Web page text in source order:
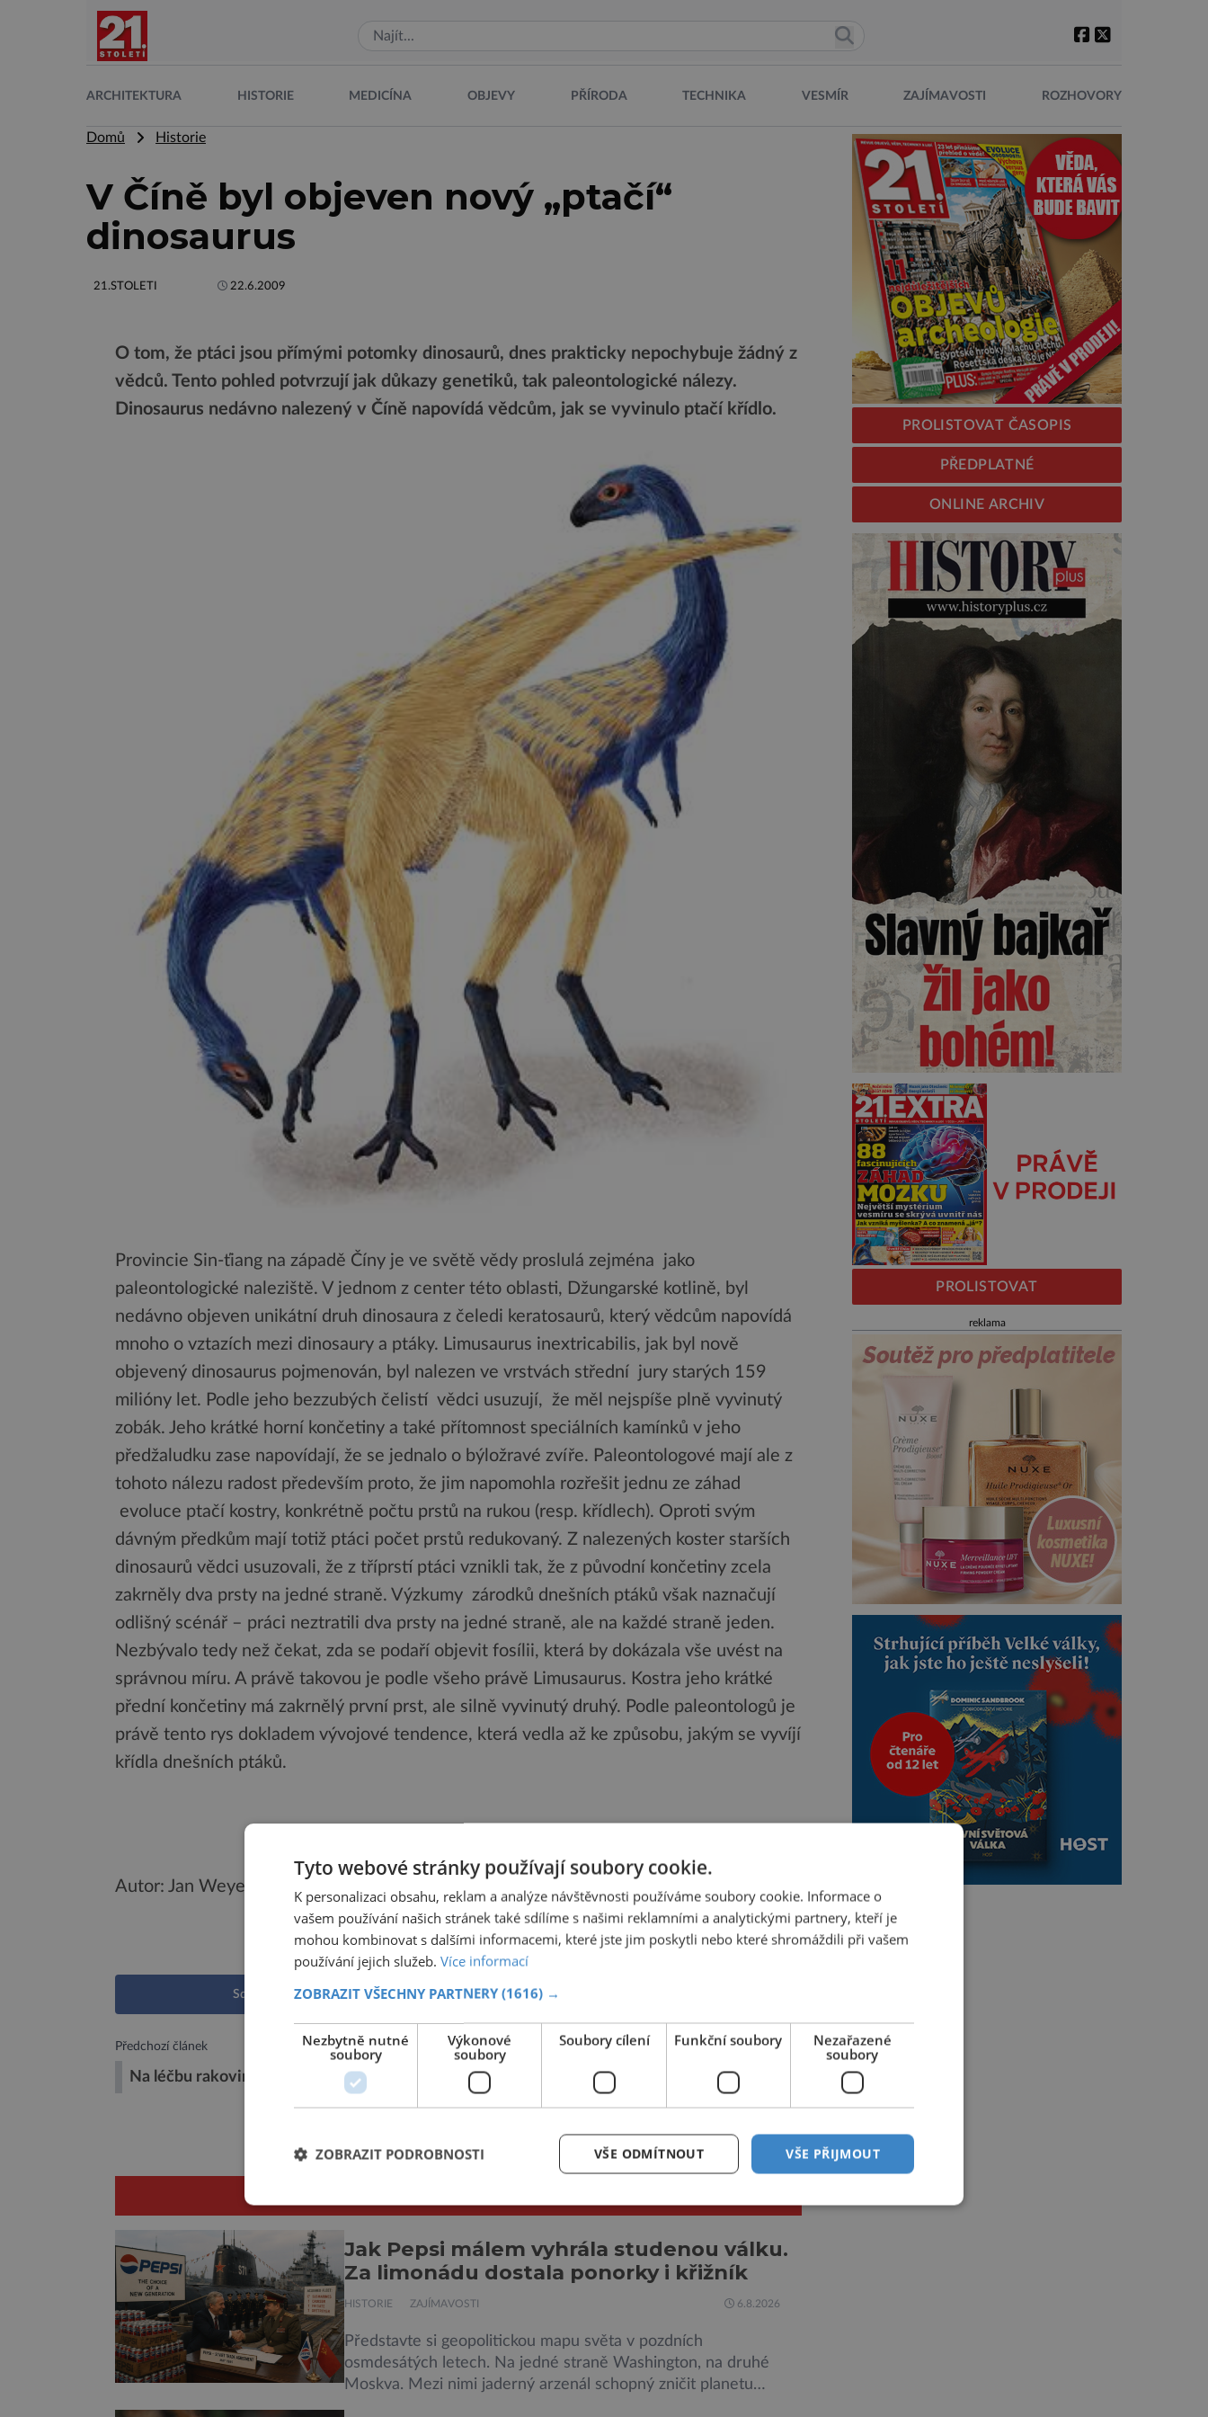
ARCHITEKTURA HISTORIE MEDICÍNA OBJEVY PŘÍRODA TECHNIKA VESMÍR ZAJÍMAVOSTI ROZHOVORY
Domů Historie
V Číně byl objeven nový „ptačí“
dinosaurus
21.STOLETI 22.6.2009
O tom, že ptáci jsou přímými potomky dinosaurů, dnes prakticky nepochybuje žádný z
vědců. Tento pohled potvrzují jak důkazy genetiků, tak paleontologické nálezy.
Dinosaurus nedávno nalezený v Číně napovídá vědcům, jak se vyvinulo ptačí křídlo.
Provincie Sin-ťiang na západě Číny je ve světě vědy proslulá zejména jako
paleontologické naleziště. V jednom z center této oblasti, Džungarské kotlině, byl
nedávno objeven unikátní druh dinosaura z čeledi keratosaurů, který vědcům napovídá
mnoho o vztazích mezi dinosaury a ptáky. Limusaurus inextricabilis, jak byl nově
objevený dinosaurus pojmenován, byl nalezen ve vrstvách střední jury starých 159
milióny let. Podle jeho bezzubých čelistí vědci usuzují, že měl nejspíše plně vyvinutý
zobák. Jeho krátké horní končetiny a také přítomnost speciálních kamínků v jeho
předžaludku zase napovídají, že se jednalo o býložravé zvíře. Paleontologové mají ale z
tohoto nálezu radost především proto, že jim napomohla rozřešit jednu ze záhad
evoluce ptačí kostry, konkrétně počtu prstů na rukou (resp. křídlech). Oproti svým
dávným předkům mají totiž ptáci počet prstů redukovaný. Z nalezených koster starších
dinosaurů vědci usuzovali, že z tříprstí ptáci vznikli tak, že z původní končetiny zcela
zakrněly dva prsty na jedné straně. Výzkumy zárodků dnešních ptáků však naznačují
odlišný scénář – práci neztratili dva prsty na jedné straně, ale na každé straně jeden.
Nezbývalo tedy než čekat, zda se podaří objevit fosílii, která by dokázala vše uvést na
správnou míru. A právě takovou je podle všeho právě Limusaurus. Kostra jeho krátké
přední končetiny má zakrnělý první prst, ale silně vyvinutý druhý. Podle paleontologů je
právě tento rys dokladem vývojové tendence, která vedla až ke způsobu, jakým se vyvíjí
křídla dnešních ptáků.
Autor: Jan Weyer
Sdílet na Facebooku
Předchozí článek
Na léčbu rakoviny bez chemie!
Další článek
Zářící opičky by mohly napomoci při léčení
Jak Pepsi málem vyhrála studenou válku.
Za limonádu dostala ponorky i křižník
HISTORIE ZAJÍMAVOSTI 6.8.2026
Představte si geopolitickou mapu světa v pozdních
osmdesátých letech. Na jedné straně Washington, na druhé
Moskva. Mezi nimi jaderný arzenál schopný zničit planetu
PROLISTOVAT ČASOPIS
PŘEDPLATNÉ
ONLINE ARCHIV
PROLISTOVAT
reklama
Tyto webové stránky používají soubory cookie.
K personalizaci obsahu, reklam a analýze návštěvnosti používáme soubory cookie. Informace o
vašem používání našich stránek také sdílíme s našimi reklamními a analytickými partnery, kteří je
mohou kombinovat s dalšími informacemi, které jste jim poskytli nebo které shromáždili při vašem
používání jejich služeb. Více informací
ZOBRAZIT VŠECHNY PARTNERY (1616) →
Nezbytně nutné
soubory
Výkonové
soubory
Soubory cílení Funkční soubory
Nezařazené
soubory
VŠE PŘIJMOUT
VŠE ODMÍTNOUT
ZOBRAZIT PODROBNOSTI